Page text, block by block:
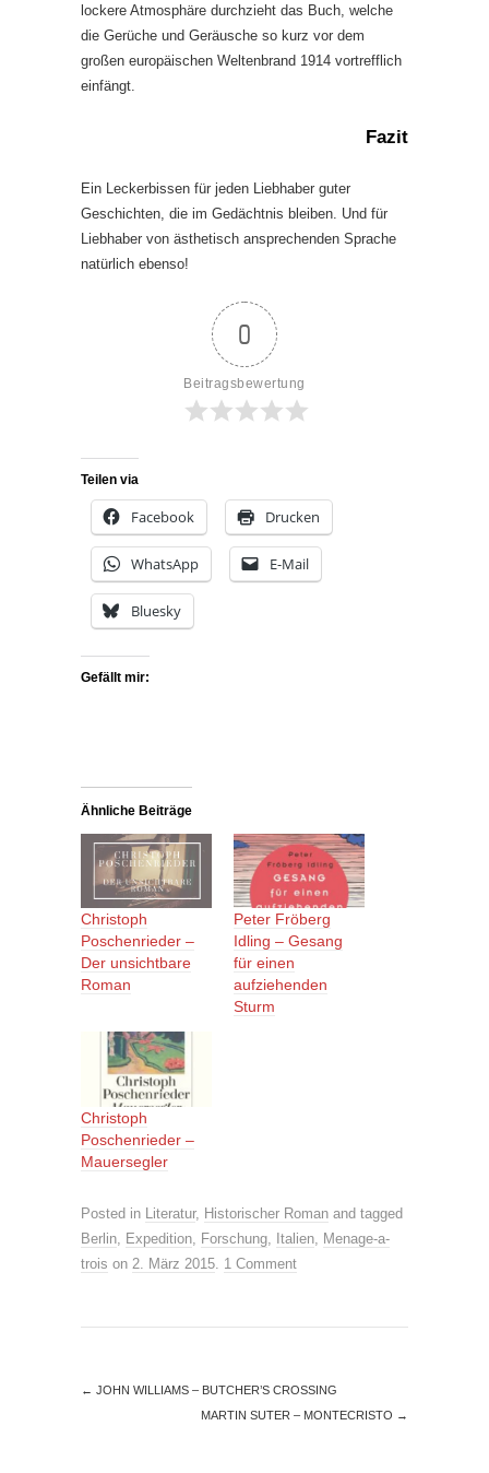
lockere Atmosphäre durchzieht das Buch, welche
die Gerüche und Geräusche so kurz vor dem
großen europäischen Weltenbrand 1914 vortrefflich
einfängt.
Fazit
Ein Leckerbissen für jeden Liebhaber guter
Geschichten, die im Gedächtnis bleiben. Und für
Liebhaber von ästhetisch ansprechenden Sprache
natürlich ebenso!
0
Beitragsbewertung
Teilen via
Facebook Drucken
WhatsApp E-Mail
Bluesky
Gefällt mir:
Ähnliche Beiträge
Christoph
Poschenrieder –
Der unsichtbare
Roman
Peter Fröberg
Idling – Gesang
für einen
aufziehenden
Sturm
Christoph
Poschenrieder –
Mauersegler
Posted in Literatur, Historischer Roman and tagged
Berlin
Expedition Forschung Italien
Menage-a-
trois on 2. März 2015 1 Comment
← JOHN WILLIAMS – BUTCHER’S CROSSING
MARTIN SUTER – MONTECRISTO →